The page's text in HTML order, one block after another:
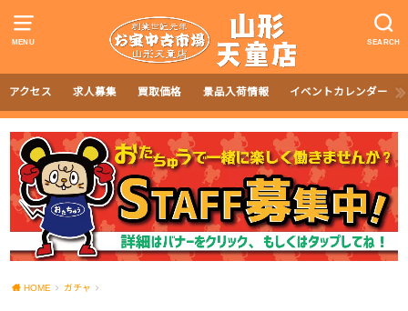
MENU SEARCH
アクセス 求人募集 買取価格 景品入荷情報 イベントカレンダー
HOME ガチャ